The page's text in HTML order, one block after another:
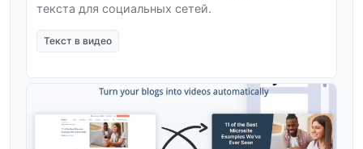
текста для социальных сетей.
Текст в видео